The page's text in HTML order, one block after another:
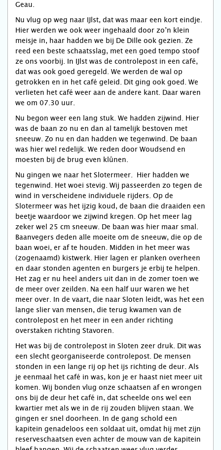
Geau.
Nu vlug op weg naar IJlst, dat was maar een kort eindje.
Hier werden we ook weer ingehaald door zo’n klein
meisje in, haar hadden we bij De Dille ook gezien. Ze
reed een beste schaatsslag, met een goed tempo stoof
ze ons voorbij. In IJlst was de controlepost in een café,
dat was ook goed geregeld. We werden de wal op
getrokken en in het café geleid. Dit ging ook goed. We
verlieten het café weer aan de andere kant. Daar waren
we om 07.30 uur.
Nu begon weer een lang stuk. We hadden zijwind. Hier
was de baan zo nu en dan al tamelijk bestoven met
sneeuw. Zo nu en dan hadden we tegenwind. De baan
was hier wel redelijk. We reden door Woudsend en
moesten bij de brug even klûnen.
Nu gingen we naar het Slotermeer. Hier hadden we
tegenwind. Het woei stevig. Wij passeerden zo tegen de
wind in verscheidene individuele rijders. Op de
Slotermeer was het ijzig koud, de baan die draaiden een
beetje waardoor we zijwind kregen. Op het meer lag
zeker wel 25 cm sneeuw. De baan was hier maar smal.
Baanvegers deden alle moeite om de sneeuw, die op de
baan woei, er af te houden. Midden in het meer was
(zogenaamd) kistwerk. Hier lagen er planken overheen
en daar stonden agenten en burgers je erbij te helpen.
Het zag er nu heel anders uit dan in de zomer toen we
de meer over zeilden. Na een half uur waren we het
meer over. In de vaart, die naar Sloten leidt, was het een
lange slier van mensen, die terug kwamen van de
controlepost en het meer in een ander richting
overstaken richting Stavoren.
Het was bij de controlepost in Sloten zeer druk. Dit was
een slecht georganiseerde controlepost. De mensen
stonden in een lange rij op het ijs richting de deur. Als
je eenmaal het café in was, kon je er haast niet meer uit
komen. Wij bonden vlug onze schaatsen af en wrongen
ons bij de deur het café in, dat scheelde ons wel een
kwartier met als we in de rij zouden blijven staan. We
gingen er snel doorheen. In de gang schold een
kapitein genadeloos een soldaat uit, omdat hij met zijn
reserveschaatsen even achter de mouw van de kapitein